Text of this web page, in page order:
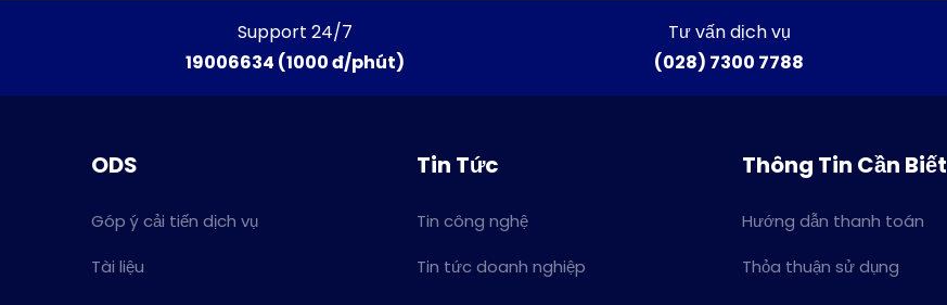
Support 24/7
19006634 (1000 đ/phút)
Tư vấn dịch vụ
(028) 7300 7788
ODS
Góp ý cải tiến dịch vụ
Tài liệu
Tin Tức
Tin công nghệ
Tin tức doanh nghiệp
Thông Tin Cần Biết
Hướng dẫn thanh toán
Thỏa thuận sử dụng